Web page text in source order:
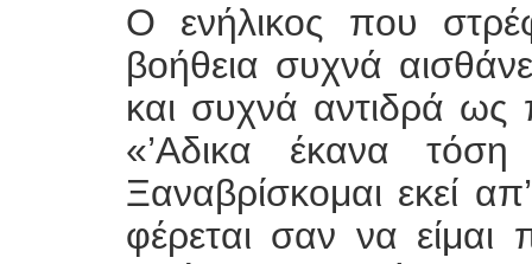
Ο ενήλικος που
βοήθεια συχνά
και συχνά αντιδρά ως
«’Αδικα έκανα
Ξαναβρίσκομαι εκεί
φέρεται σαν να είμαι